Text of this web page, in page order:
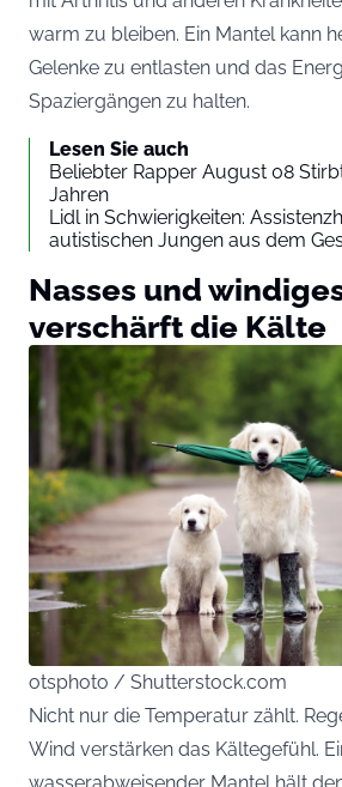
warm zu bleiben. Ein Mantel kann
Gelenke zu entlasten und das
Spaziergängen zu halten.
Lesen Sie auch
Beliebter Rapper August 08
Jahren
Lidl in Schwierigkeiten:
autistischen Jungen aus dem
Nasses und
verschärft die Kälte
otsphoto / Shutterstock.com
Nicht nur die Temperatur zählt.
Wind verstärken das Kältegefühl.
wasserabweisender Mantel hält